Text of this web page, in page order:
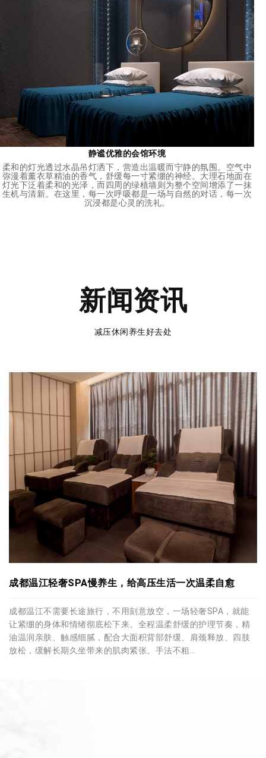
静谧优雅的会馆环境
柔和的灯光透过水晶吊灯洒下，营造出温暖而宁静的氛围。空气中
弥漫着薰衣草精油的香气，舒缓每一寸紧绷的神经。大理石地面在
灯光下泛着柔和的光泽，而四周的绿植墙则为整个空间增添了一抹
生机与清新。在这里，每一次呼吸都是一场与自然的对话，每一次
沉浸都是心灵的洗礼。
新闻资讯
减压休闲养生好去处
成都温江轻奢SPA慢养生，给高压生活一次温柔自愈
成都温江不需要长途旅行，不用刻意放空，一场轻奢SPA，就能
让紧绷的身体和情绪彻底松下来。全程温柔舒缓的护理节奏，精
油温润亲肤、触感细腻，配合大面积背部舒缓、肩颈释放、四肢
放松，缓解长期久坐带来的肌肉紧张。手法不粗…